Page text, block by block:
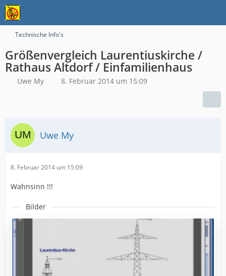
Technische Info's
Größenvergleich Laurentiuskirche /
Rathaus Altdorf / Einfamilienhaus
Uwe My 8. Februar 2014 um 15:09
Uwe My
8. Februar 2014 um 15:09
Wahnsinn !!!
Bilder